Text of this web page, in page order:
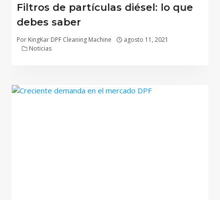
Filtros de partículas diésel: lo que
debes saber
Por KingKar DPF Cleaning Machine
agosto 11, 2021
Noticias